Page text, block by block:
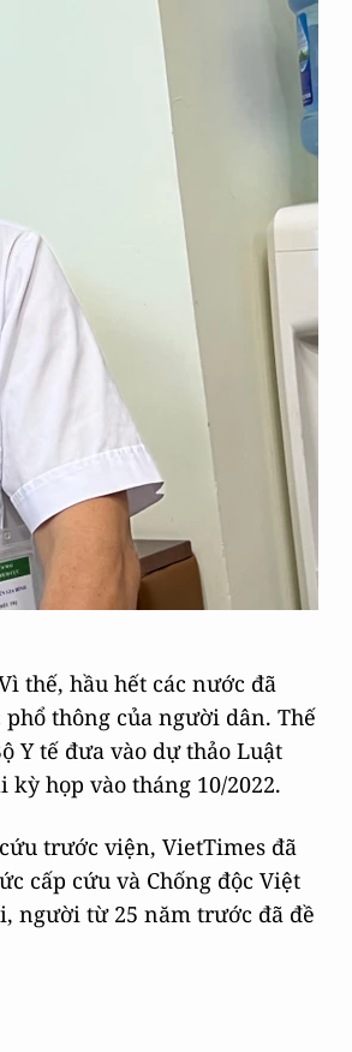
thế, hầu hết các nước đã
thông của người dân. Thế
Y tế đưa vào dự thảo Luật
họp vào tháng 10/2022.
trước viện, VietTimes đã
cấp cứu và Chống độc Việt
người từ 25 năm trước đã đề